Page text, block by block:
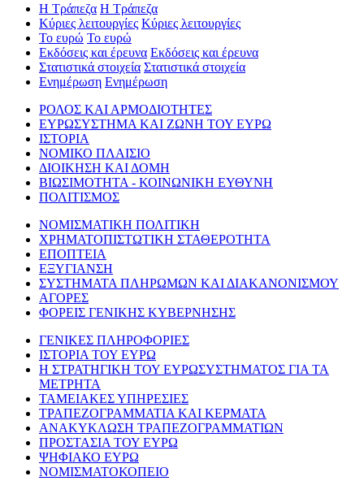
Η Τράπεζα Η Τράπεζα
Κύριες λειτουργίες Κύριες λειτουργίες
Το ευρώ Το ευρώ
Εκδόσεις και έρευνα Εκδόσεις και έρευνα
Στατιστικά στοιχεία Στατιστικά στοιχεία
Ενημέρωση Ενημέρωση
ΡΟΛΟΣ ΚΑΙ ΑΡΜΟΔΙΟΤΗΤΕΣ
ΕΥΡΩΣΥΣΤΗΜΑ ΚΑΙ ΖΩΝΗ ΤΟΥ ΕΥΡΩ
ΙΣΤΟΡΙΑ
ΝΟΜΙΚΟ ΠΛΑΙΣΙΟ
ΔΙΟΙΚΗΣΗ ΚΑΙ ΔΟΜΗ
ΒΙΩΣΙΜΟΤΗΤΑ - ΚΟΙΝΩΝΙΚΗ ΕΥΘΥΝΗ
ΠΟΛΙΤΙΣΜΟΣ
ΝΟΜΙΣΜΑΤΙΚΗ ΠΟΛΙΤΙΚΗ
ΧΡΗΜΑΤΟΠΙΣΤΩΤΙΚΗ ΣΤΑΘΕΡΟΤΗΤΑ
ΕΠΟΠΤΕΙΑ
ΕΞΥΓΙΑΝΣΗ
ΣΥΣΤΗΜΑΤΑ ΠΛΗΡΩΜΩΝ ΚΑΙ ΔΙΑΚΑΝΟΝΙΣΜΟΥ
ΑΓΟΡΕΣ
ΦΟΡΕΙΣ ΓΕΝΙΚΗΣ ΚΥΒΕΡΝΗΣΗΣ
ΓΕΝΙΚΕΣ ΠΛΗΡΟΦΟΡΙΕΣ
ΙΣΤΟΡΙΑ ΤΟΥ ΕΥΡΩ
Η ΣΤΡΑΤΗΓΙΚΗ ΤΟΥ ΕΥΡΩΣΥΣΤΗΜΑΤΟΣ ΓΙΑ ΤΑ
ΜΕΤΡΗΤΑ
ΤΑΜΕΙΑΚΕΣ ΥΠΗΡΕΣΙΕΣ
ΤΡΑΠΕΖΟΓΡΑΜΜΑΤΙΑ ΚΑΙ ΚΕΡΜΑΤΑ
ΑΝΑΚΥΚΛΩΣΗ ΤΡΑΠΕΖΟΓΡΑΜΜΑΤΙΩΝ
ΠΡΟΣΤΑΣΙΑ ΤΟΥ ΕΥΡΩ
ΨΗΦΙΑΚΟ ΕΥΡΩ
ΝΟΜΙΣΜΑΤΟΚΟΠΕΙΟ